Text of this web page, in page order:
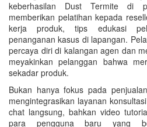
keberhasilan Dust Termite di
memberikan pelatihan kepada
kerja produk, tips edukasi
penanganan kasus di lapangan.
percaya diri di kalangan agen dan
meyakinkan pelanggan bahwa
sekadar produk.
Bukan hanya fokus pada
mengintegrasikan layanan
chat langsung, bahkan video
para pengguna baru yang